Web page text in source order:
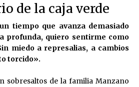
de la caja verde
tiempo que avanza demasiado
profunda, quiero sentirme como
miedo a represalias, a cambios
torcido».
sobresaltos de la familia Manzano